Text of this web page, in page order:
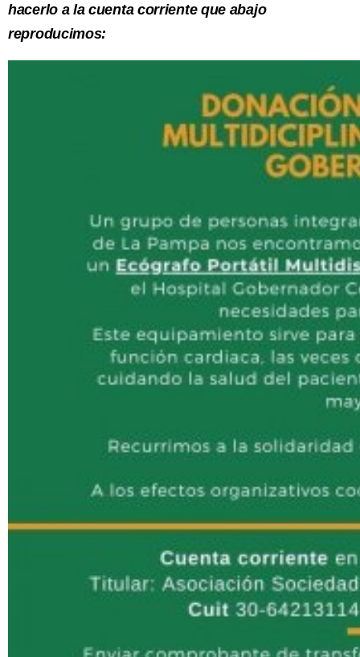
hacerlo a la cuenta corriente que abajo
reproducimos: